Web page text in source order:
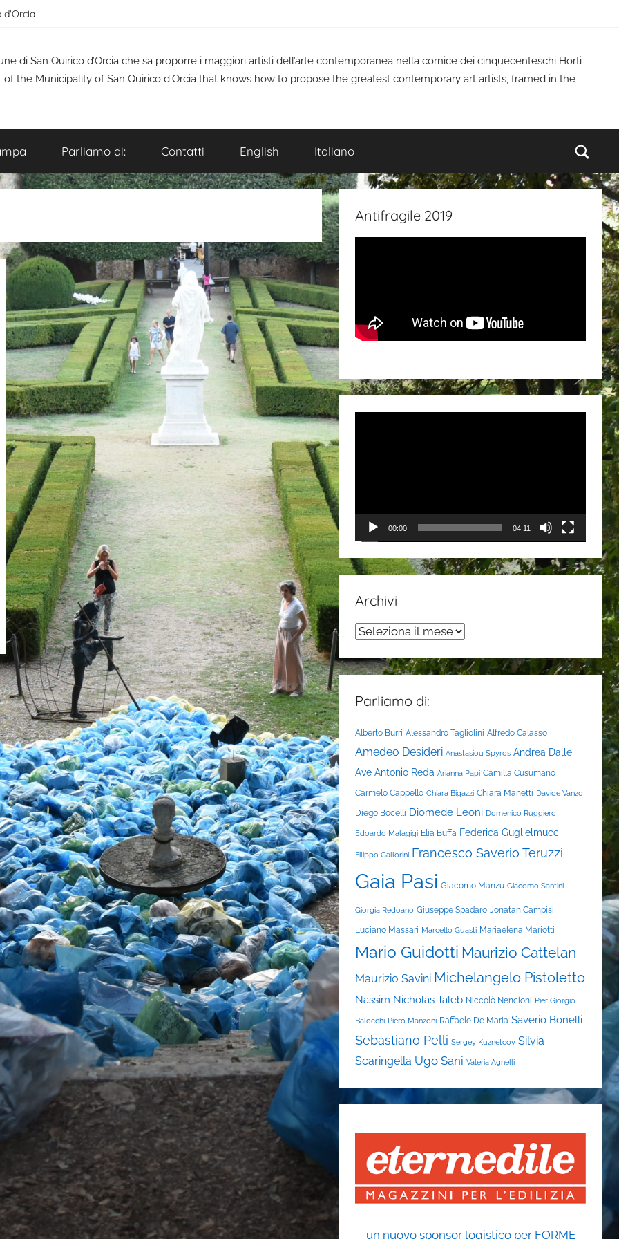
d'Orcia
di San Quirico d’Orcia che sa proporre i maggiori artisti dell’arte contemporanea nella cornice dei cinquecenteschi Horti
the Municipality of San Quirico d'Orcia that knows how to propose the greatest contemporary art artists, framed in the
Parliamo di: Contatti English Italiano
Antifragile 2019
00:00 04:11
Archivi
Archivi
Parliamo di:
Alberto Burri Alessandro Tagliolini Alfredo Calasso
Amedeo Desideri Anastasiou Spyros Andrea Dalle
Ave Antonio Reda Arianna Papi Camilla Cusumano
Carmelo Cappello Chiara Bigazzi Chiara Manetti Davide Vanzo
Diego Bocelli Diomede Leoni Domenico Ruggiero
Edoardo Malagigi Elia Buffa Federica Guglielmucci
Filippo Gallorini Francesco Saverio Teruzzi
Gaia Pasi Giacomo Manzù Giacomo Santini
Giorgia Redoano Giuseppe Spadaro Jonatan Campisi
Luciano Massari Marcello Guasti Mariaelena Mariotti
Mario Guidotti Maurizio Cattelan
Maurizio Savini Michelangelo Pistoletto
Nassim Nicholas Taleb Niccolò Nencioni Pier Giorgio
Balocchi Piero Manzoni Raffaele De Maria Saverio Bonelli
Sebastiano Pelli Sergey Kuznetcov Silvia
Scaringella Ugo Sani Valeria Agnelli
un nuovo sponsor logistico per FORME